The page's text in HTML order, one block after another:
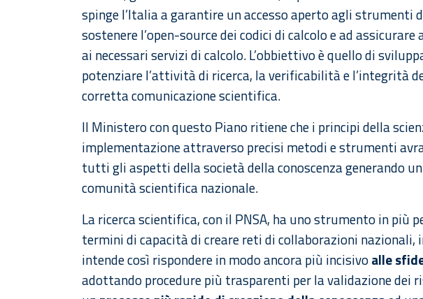
spinge l’Italia a garantire un accesso aperto agli strumenti
sostenere l’open-source dei codici di calcolo e ad
ai necessari servizi di calcolo. L’obbiettivo è quello di
potenziare l’attività di ricerca, la verificabilità e l’integrità
corretta comunicazione scientifica.
Il Ministero con questo Piano ritiene che i principi della
implementazione attraverso precisi metodi e strumenti
tutti gli aspetti della società della conoscenza generando
comunità scientifica nazionale.
La ricerca scientifica, con il PNSA, ha uno strumento in più
termini di capacità di creare reti di collaborazioni nazionali,
intende così rispondere in modo ancora più incisivoalle
adottando procedure più trasparenti per la validazione dei